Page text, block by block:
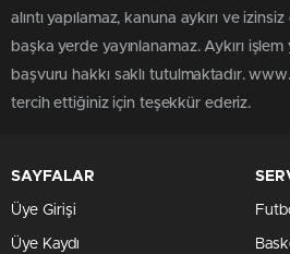
alıntı yapılamaz, kanuna aykırı ve
başka yerde yayınlanamaz. Aykırı
başvuru hakkı saklı tutulmaktadır.
tercih ettiğiniz için teşekkür ederiz.
SAYFALAR
Üye Girişi
Üye Kaydı